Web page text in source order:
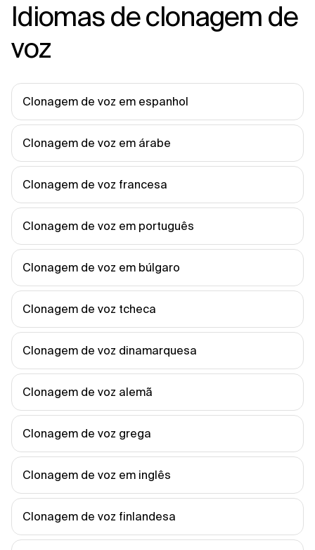
Idiomas de clonagem de
voz
Clonagem de voz em espanhol
Clonagem de voz em árabe
Clonagem de voz francesa
Clonagem de voz em português
Clonagem de voz em búlgaro
Clonagem de voz tcheca
Clonagem de voz dinamarquesa
Clonagem de voz alemã
Clonagem de voz grega
Clonagem de voz em inglês
Clonagem de voz finlandesa